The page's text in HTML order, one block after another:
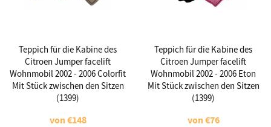
Teppich für die Kabine des
Citroen Jumper facelift
Wohnmobil 2002 - 2006 Colorfit
Mit Stück zwischen den Sitzen
(1399)
von€148
Teppich für die Kabine des
Citroen Jumper facelift
Wohnmobil 2002 - 2006 Eton
Mit Stück zwischen den Sitzen
(1399)
von€76